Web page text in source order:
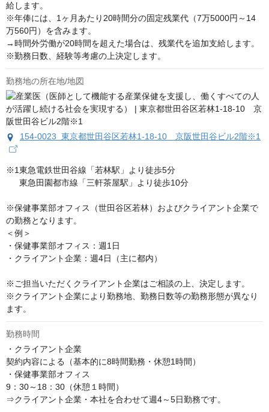
給します。
※年俸には、1ヶ月あたり20時間分の固定残業代（7万5000円～14
万560円）を含みます。
→時間外労働が20時間を超えた場合は、残業代を追加支給します。
※勤務日数、経験等考慮の上決定します。
勤務地の所在地/地図
154-0023 東京都世田谷区若林1-18-10 京阪世田谷ビル2階※1
※1東急電鉄世田谷線「若林駅」より徒歩5分
東急田園都市線「三軒茶屋駅」より徒歩10分
※保健事業部オフィス（世田谷区若林）およびクライアント企業で
の勤務となります。
＜例＞
・保健事業部オフィス：週1日
・クライアント企業：週4日（主に都内）
※ご担当いただくクライアント企業はご相談の上、決定します。
※クライアント企業により勤務地、勤務日数等の勤務形態が異なり
ます。
勤務時間
・クライアント企業
契約内容による（基本的に8時間勤務・休憩1時間）
・保健事業部オフィス
9：30～18：30（休憩１時間）
⇒クライアント企業・本社を合わせて週4～5日勤務です。